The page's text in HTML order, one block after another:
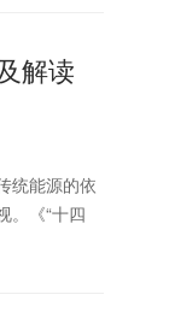
解读
统能源的依
。《“十四